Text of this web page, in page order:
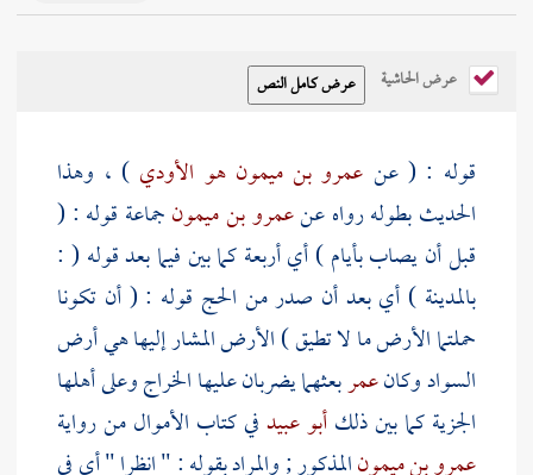
عرض الحاشية
قوله : ( عن عمرو بن ميمون هو الأودي) ، وهذا
الحديث بطوله رواه عنعمرو بن ميمونجماعة قوله : (
قبل أن يصاب بأيام ) أي أربعة كما بين فيما بعد قوله ( :
بالمدينة ) أي بعد أن صدر من الحج قوله : ( أن تكونا
حملتما الأرض ما لا تطيق ) الأرض المشار إليها هي أرض
السواد وكانعمربعثهما يضربان عليها الخراج وعلى أهلها
الجزية كما بين ذلكأبو عبيدفي كتاب الأموال من رواية
عمرو بن ميمونالمذكور ; والمراد بقوله : " انظرا " أي في